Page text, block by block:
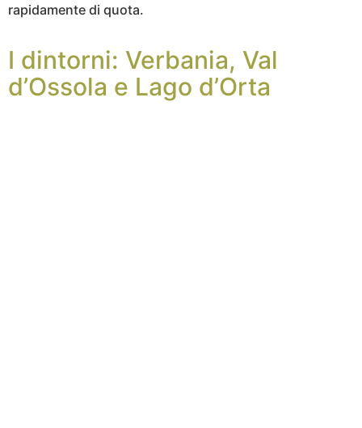
rapidamente di quota.
I dintorni: Verbania, Val
d’Ossola e Lago d’Orta